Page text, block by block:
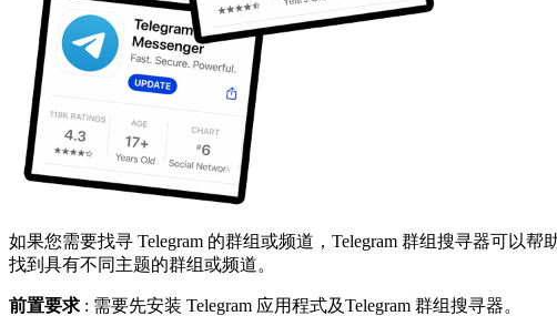
如果您需要找寻 Telegram 的群组或频道，Telegram 群组搜寻器可以
找到具有不同主题的群组或频道。
前置要求 : 需要先安装 Telegram 应用程式及Telegram 群组搜寻器。